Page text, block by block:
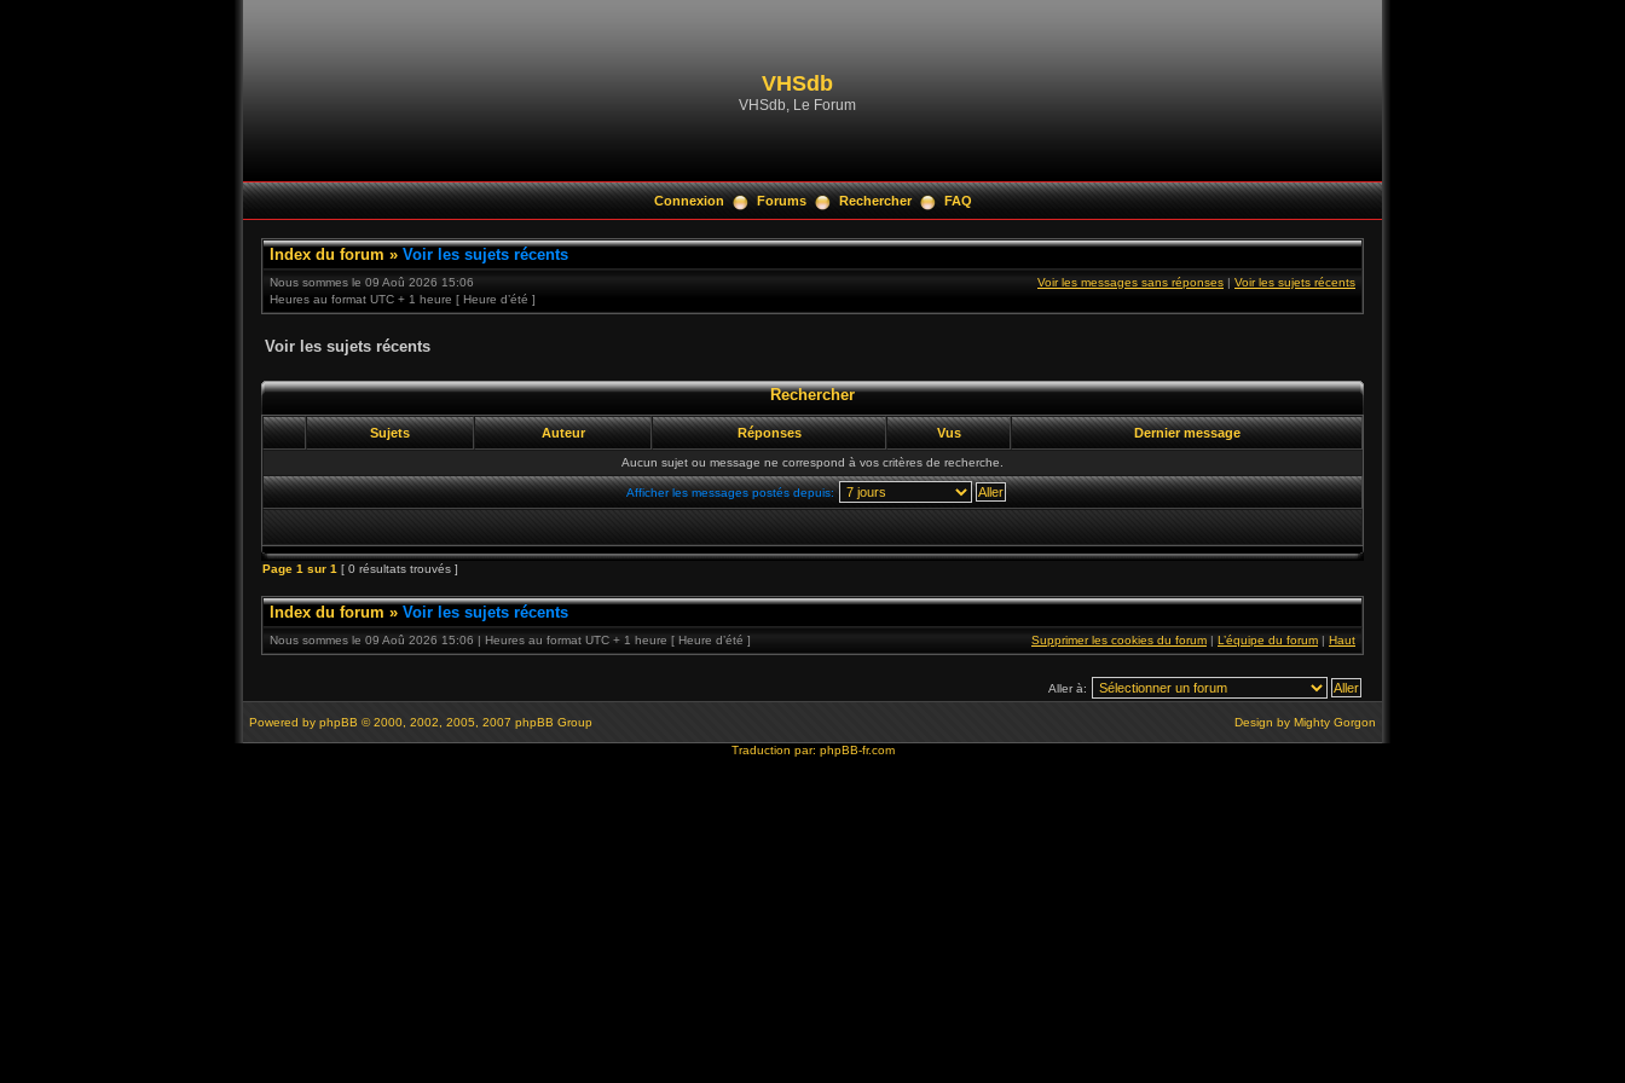
VHSdb
VHSdb, Le Forum
Connexion Forums Rechercher FAQ
Index du forum » Voir les sujets récents
Nous sommes le 09 Aoû 2026 15:06
Heures au format UTC + 1 heure [ Heure d’été ]
Voir les messages sans réponses | Voir les sujets récents
Voir les sujets récents
Rechercher
Sujets Auteur Réponses Vus Dernier message
Aucun sujet ou message ne correspond à vos critères de recherche.
Afficher les messages postés depuis:
Page 1 sur 1 [ 0 résultats trouvés ]
Index du forum » Voir les sujets récents
Nous sommes le 09 Aoû 2026 15:06 | Heures au format UTC + 1 heure [ Heure d’été ] Supprimer les cookies du forum | L’équipe du forum | Haut
Aller à:
Powered by phpBB © 2000, 2002, 2005, 2007 phpBB Group Design by Mighty Gorgon
Traduction par: phpBB-fr.com